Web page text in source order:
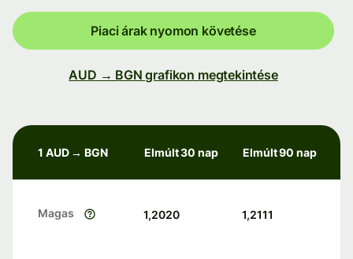
Piaci árak nyomon követése
AUD → BGN grafikon megtekintése
1 AUD → BGN Elmúlt 30 nap Elmúlt 90 nap
Magas 1,2020 1,2111